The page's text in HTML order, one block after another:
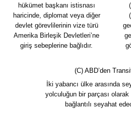
hükümet başkanı istisnası
haricinde, diplomat veya diğer
devlet görevlilerinin vize türü
Amerika Birleşik Devletleri’ne
giriş sebeplerine bağlıdır.
(C) ABD’den
İki yabancı ülke arasında
yolculuğun bir parçası
bağlantılı seyahat